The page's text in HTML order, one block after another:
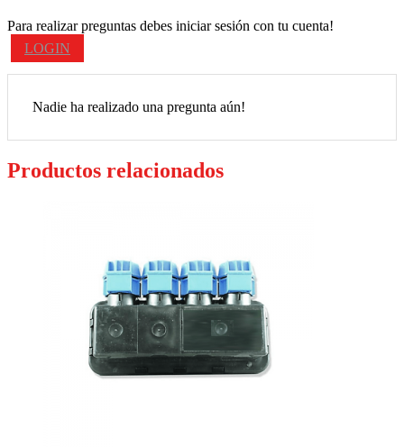
Para realizar preguntas debes iniciar sesión con tu cuenta!
LOGIN
Nadie ha realizado una pregunta aún!
Productos relacionados